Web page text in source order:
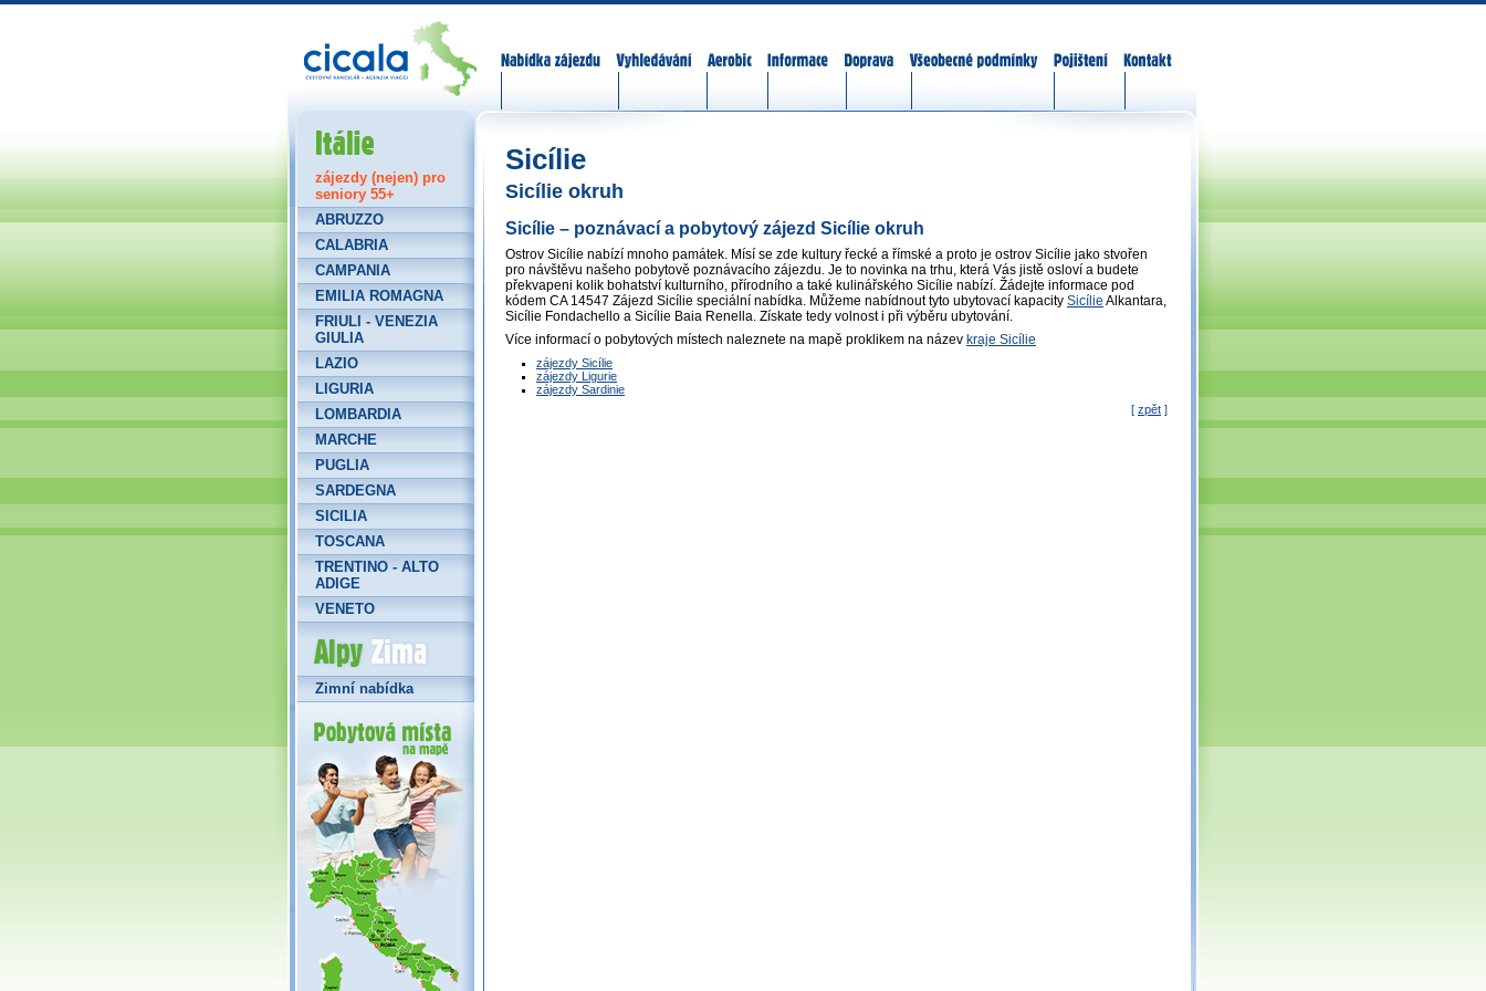
Sicílie
Sicílie okruh
Sicílie – poznávací a pobytový zájezd Sicílie okruh
Ostrov Sicílie nabízí mnoho památek. Mísí se zde kultury řecké a římské a proto je ostrov Sicílie jako stvořen
pro návštěvu našeho pobytově poznávacího zájezdu. Je to novinka na trhu, která Vás jistě osloví a budete
překvapeni kolik bohatství kulturního, přírodního a také kulinářského Sicílie nabízí. Žádejte informace pod
kódem CA 14547 Zájezd Sicílie speciální nabídka. Můžeme nabídnout tyto ubytovací kapacity Sicílie Alkantara,
Sicílie Fondachello a Sicílie Baia Renella. Získate tedy volnost i při výběru ubytování.
Více informací o pobytových místech naleznete na mapě proklikem na název kraje Sicílie
zájezdy Sicílie
zájezdy Ligurie
zájezdy Sardinie
[ zpět ]
Itálie
zájezdy (nejen) pro
seniory 55+
ABRUZZO
CALABRIA
CAMPANIA
EMILIA ROMAGNA
FRIULI - VENEZIA
GIULIA
LAZIO
LIGURIA
LOMBARDIA
MARCHE
PUGLIA
SARDEGNA
SICILIA
TOSCANA
TRENTINO - ALTO
ADIGE
VENETO
Alpy Zima
Zimní nabídka